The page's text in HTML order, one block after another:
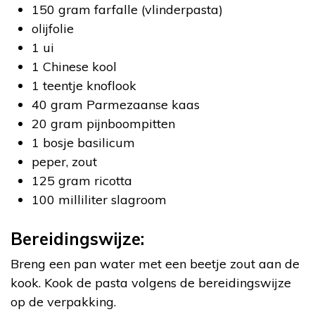
150 gram farfalle (vlinderpasta)
olijfolie
1 ui
1 Chinese kool
1 teentje knoflook
40 gram Parmezaanse kaas
20 gram pijnboompitten
1 bosje basilicum
peper, zout
125 gram ricotta
100 milliliter slagroom
Bereidingswijze:
Breng een pan water met een beetje zout aan de
kook. Kook de pasta volgens de bereidingswijze
op de verpakking.